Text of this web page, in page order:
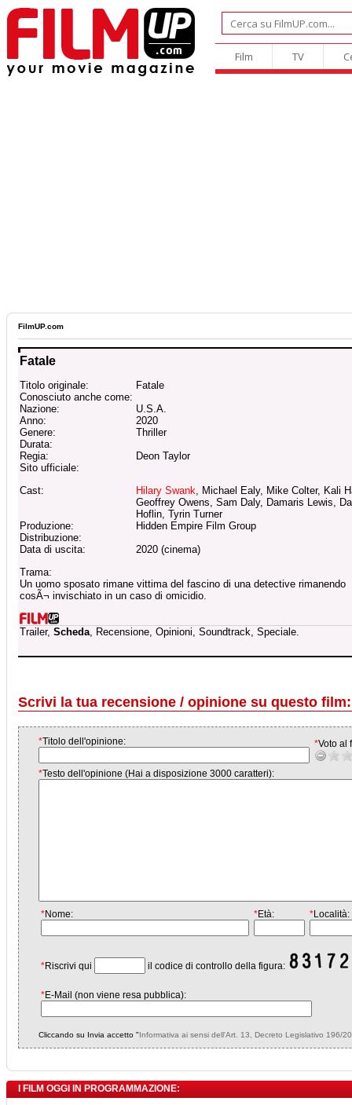
Film TV
FilmUP.com
Fatale
Titolo originale:
Fatale
Conosciuto anche come:
Nazione:
U.S.A.
Anno:
2020
Genere:
Thriller
Durata:
Regia:
Deon Taylor
Sito ufficiale:
Cast:
Hilary Swank, Michael Ealy, Mike Colter, Kali
Geoffrey Owens, Sam Daly, Damaris Lewis,
Hoflin, Tyrin Turner
Produzione:
Hidden Empire Film Group
Distribuzione:
Data di uscita:
2020 (cinema)
Trama:
Un uomo sposato rimane vittima del fascino di una detective rimanendo
cosÃ¬ invischiato in un caso di omicidio.
Trailer, Scheda, Recensione, Opinioni, Soundtrack, Speciale.
Scrivi la tua recensione / opinione su questo
*Titolo dell'opinione: *Voto al
*Testo dell'opinione (Hai a disposizione 3000 caratteri):
*Nome: *Età: *Località:
*Riscrivi qui il codice di controllo della figura:
*E-Mail (non viene resa pubblica):
Cliccando su Invia accetto "Informativa ai sensi dell'Art. 13, Decreto Legislativo 196/
I FILM OGGI IN PROGRAMMAZIONE: